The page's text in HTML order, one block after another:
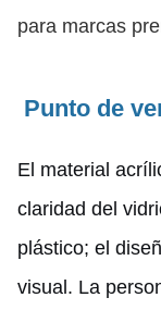
para marcas
Punto de
El material
claridad del
plástico; el
visual. La